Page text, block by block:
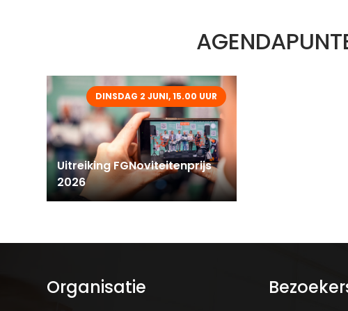
DINSDAG 2 JUNI, 15.00 UUR
Uitreiking FGNoviteitenprijs
2026
Organisatie